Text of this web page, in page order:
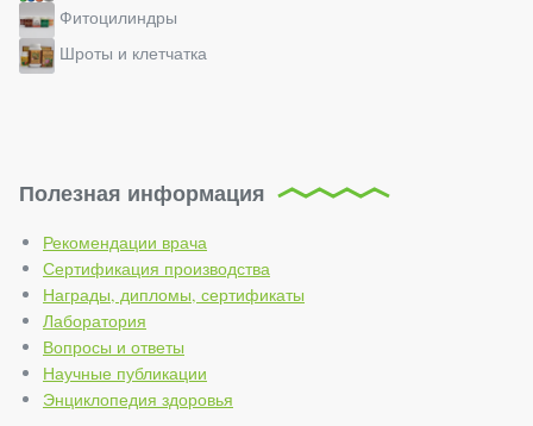
Фитоцилиндры
Шроты и клетчатка
Полезная информация
Рекомендации врача
Сертификация производства
Награды, дипломы, сертификаты
Лаборатория
Вопросы и ответы
Научные публикации
Энциклопедия здоровья